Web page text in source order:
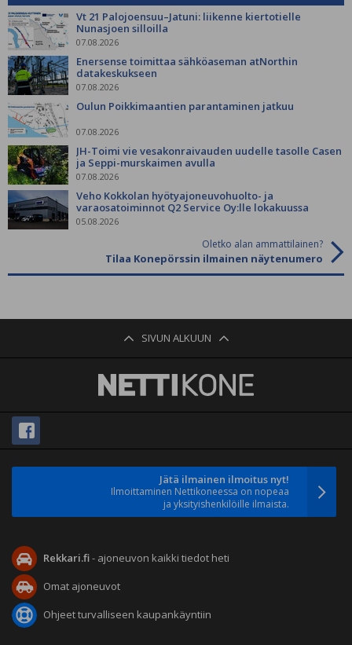
Vt 21 Palojoensuu–Jatuni: liikenne kiertotielle
Nunasjoen silloilla
07.08.2026
Enersense toimittaa sähköaseman atNorthin
datakeskukseen
07.08.2026
Oulun Poikkimaantien parantaminen jatkuu
07.08.2026
JH-Toimi vie vesakonraivauden uudelle tasolle Casen
ja Seppi-murskaimen avulla
07.08.2026
Veho Kokkolan hyötyajoneuvohuolto- ja
varaosatoiminnot Q2 Service Oy:lle lokakuussa
05.08.2026
Oletko alan ammattilainen?
Tilaa Konepörssin ilmainen näytenumero
SIVUN ALKUUN
Jätä ilmainen ilmoitus nyt!
Ilmoittaminen Nettikoneessa on nopeaa
ja yksityishenkilöille ilmaista.
Rekkari.fi- ajoneuvon kaikki tiedot heti
Omat ajoneuvot
Ohjeet turvalliseen kaupankäyntiin